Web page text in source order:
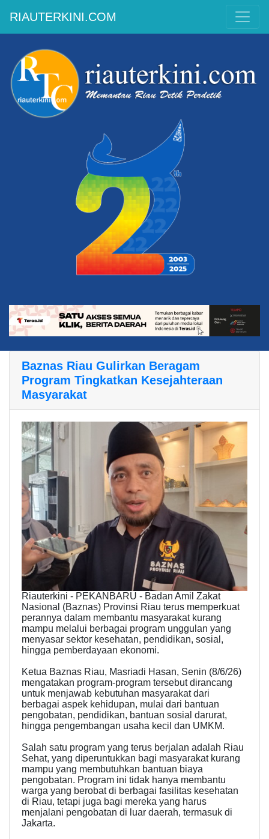
RIAUTERKINI.COM
Baznas Riau Gulirkan Beragam
Program Tingkatkan Kesejahteraan
Masyarakat
Riauterkini - PEKANBARU - Badan Amil Zakat
Nasional (Baznas) Provinsi Riau terus memperkuat
perannya dalam membantu masyarakat kurang
mampu melalui berbagai program unggulan yang
menyasar sektor kesehatan, pendidikan, sosial,
hingga pemberdayaan ekonomi.
Ketua Baznas Riau, Masriadi Hasan, Senin (8/6/26)
mengatakan program-program tersebut dirancang
untuk menjawab kebutuhan masyarakat dari
berbagai aspek kehidupan, mulai dari bantuan
pengobatan, pendidikan, bantuan sosial darurat,
hingga pengembangan usaha kecil dan UMKM.
Salah satu program yang terus berjalan adalah Riau
Sehat, yang diperuntukkan bagi masyarakat kurang
mampu yang membutuhkan bantuan biaya
pengobatan. Program ini tidak hanya membantu
warga yang berobat di berbagai fasilitas kesehatan
di Riau, tetapi juga bagi mereka yang harus
menjalani pengobatan di luar daerah, termasuk di
Jakarta.